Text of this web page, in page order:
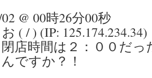
@ 00時26分00秒
( / ) (IP: 125.174.234.34)
店時間は２：００だ
ですか？！